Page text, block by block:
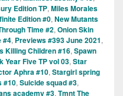
Edition TP, Miles Morales
Edition #0, New Mutants
Time #2, Onion Skin
#4, Previews #393 June 2021,
Killing Children #16, Spawn
Year Five TP vol 03, Star
Aphra #10, Stargirl spring
#10, Suicide squad #3,
academy #3, Tmnt The